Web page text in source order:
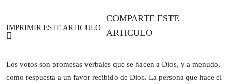
IMPRIMIR ESTE ARTICULO
COMPARTE ESTE
ARTICULO
Los votos son promesas verbales que se hacen a Dios, y a menudo,
como respuesta a un favor recibido de Dios. La persona que hace el